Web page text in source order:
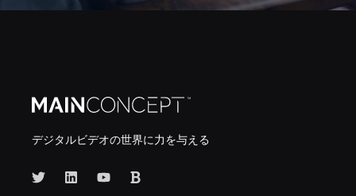
デジタルビデオの世界に力を与える